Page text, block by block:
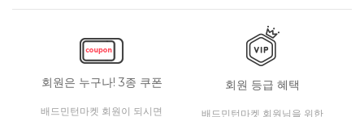
회원은 누구나! 3종 쿠폰
배드민턴마켓 회원이 되시면
회원 등급 혜택
배드민턴마켓 회원님을 위한